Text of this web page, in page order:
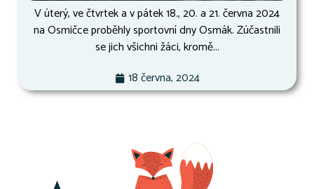
V úterý, ve čtvrtek a v pátek 18., 20. a 21. června 2024
na Osmičce proběhly sportovní dny Osmák. Zúčastnili
se jich všichni žáci, kromě...
18 června, 2024